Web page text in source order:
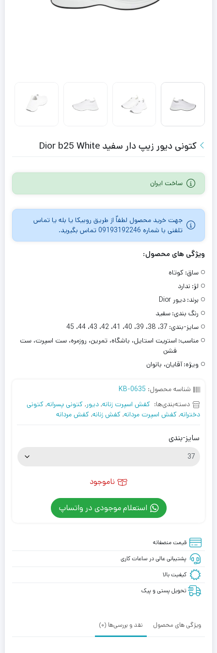
کتونی دیور زیپ دار سفید Dior b25 White
ساخت ایران
جهت خرید محصول لطفاٌ از طریق روبیکا یا بله یا تماس
تلفنی با شماره 09193192246 تماس بگیرید.
ویژگی های محصول:
ساق: کوتاه
لژ: ندارد
برند: دیور Dior
رنگ بندی: سفید
سایز-بندی: 37، 38، 39، 40، 41، 42، 43، 44، 45
مناسب: استریت استایل، باشگاه، تمرین، روزمره، ست اسپرت، ست
فشن
ویژه: آقایان، بانوان
شناسه محصول: KB-0635
دسته‌بندی‌ها: کفش اسپرت زنانه, دیور, کتونی پسرانه, کتونی
دخترانه, کفش اسپرت مردانه, کفش زنانه, کفش مردانه
سایز-بندی
ناموجود
استعلام موجودی در واتساپ
قیمت منصفانه
پشتیبانی عالی در ساعات کاری
کیفیت بالا
تحویل پستی و پیک
ویژگی های محصول نقد و بررسی‌ها (0)